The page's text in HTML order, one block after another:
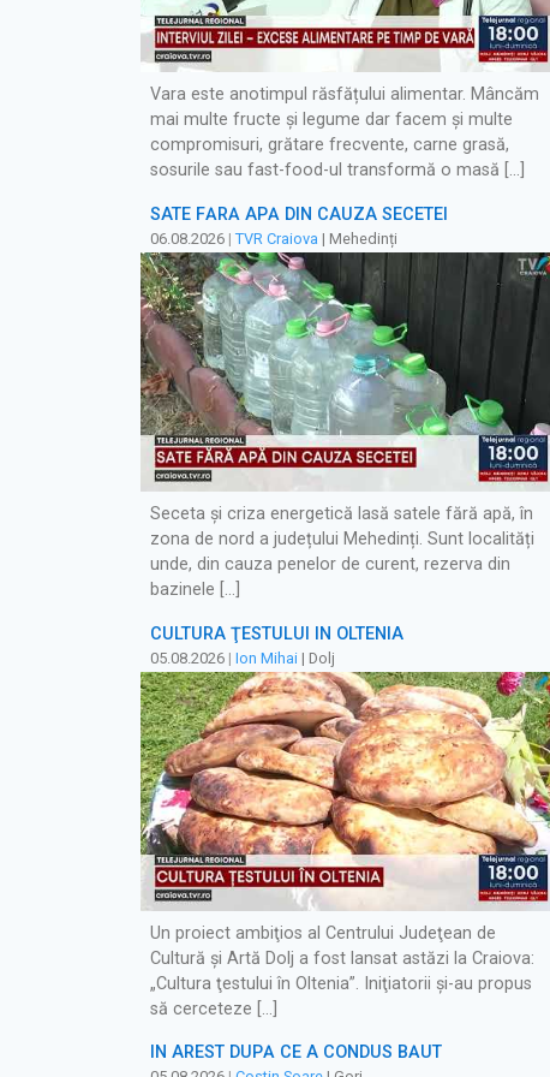
Vara este anotimpul răsfățului alimentar. Mâncăm
mai multe fructe și legume dar facem și multe
compromisuri, grătare frecvente, carne grasă,
sosurile sau fast-food-ul transformă o masă […]
SATE FĂRĂ APĂ DIN CAUZA SECETEI
06.08.2026 | TVR Craiova | Mehedinți
Seceta și criza energetică lasă satele fără apă, în
zona de nord a județului Mehedinți. Sunt localități
unde, din cauza penelor de curent, rezerva din
bazinele […]
CULTURA ŢESTULUI ÎN OLTENIA
05.08.2026 | Ion Mihai | Dolj
Un proiect ambiţios al Centrului Judeţean de
Cultură şi Artă Dolj a fost lansat astăzi la Craiova:
„Cultura ţestului în Oltenia”. Iniţiatorii şi-au propus
să cerceteze […]
ÎN AREST DUPĂ CE A CONDUS BĂUT